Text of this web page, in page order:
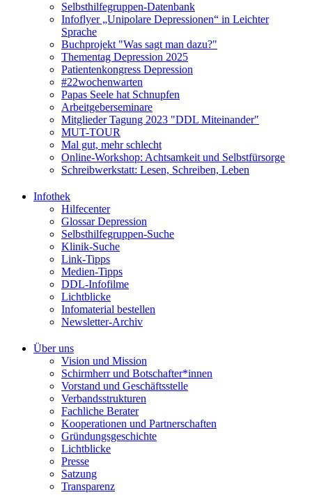
Selbsthilfegruppen-Datenbank
Infoflyer „Unipolare Depressionen“ in Leichter
Sprache
Buchprojekt "Was sagt man dazu?"
Thementag Depression 2025
Patientenkongress Depression
#22wochenwarten
Papas Seele hat Schnupfen
Arbeitgeberseminare
Mitglieder Tagung 2023 "DDL Miteinander"
MUT-TOUR
Mal gut, mehr schlecht
Online-Workshop: Achtsamkeit und Selbstfürsorge
Schreibwerkstatt: Lesen, Schreiben, Leben
Infothek
Hilfecenter
Glossar Depression
Selbsthilfegruppen-Suche
Klinik-Suche
Link-Tipps
Medien-Tipps
DDL-Infofilme
Lichtblicke
Infomaterial bestellen
Newsletter-Archiv
Über uns
Vision und Mission
Schirmherr und Botschafter*innen
Vorstand und Geschäftsstelle
Verbandsstrukturen
Fachliche Berater
Kooperationen und Partnerschaften
Gründungsgeschichte
Lichtblicke
Presse
Satzung
Transparenz